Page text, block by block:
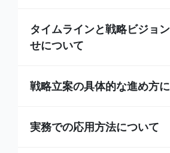
タイムラインと戦略ビジョ
せについて
戦略立案の具体的な進め方
実務での応用方法について